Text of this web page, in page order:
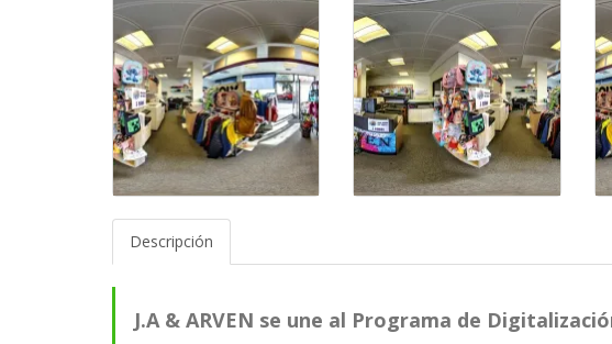
Descripción
J.A & ARVEN se une al Programa de